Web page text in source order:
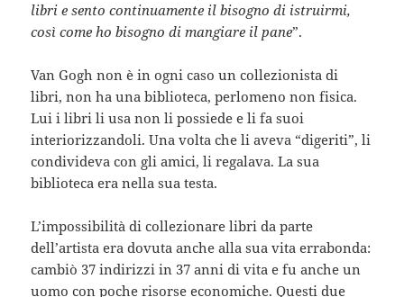
libri e sento continuamente il bisogno di istruirmi,
così come ho bisogno di mangiare il pane”.
Van Gogh non è in ogni caso un collezionista di
libri, non ha una biblioteca, perlomeno non fisica.
Lui i libri li usa non li possiede e li fa suoi
interiorizzandoli. Una volta che li aveva “digeriti”, li
condivideva con gli amici, li regalava. La sua
biblioteca era nella sua testa.
L’impossibilità di collezionare libri da parte
dell’artista era dovuta anche alla sua vita errabonda:
cambiò 37 indirizzi in 37 anni di vita e fu anche un
uomo con poche risorse economiche. Questi due